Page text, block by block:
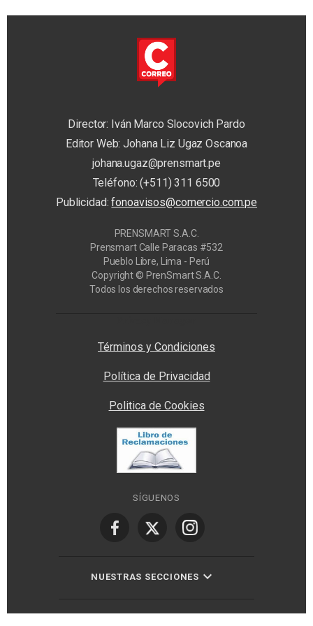
Director: Iván Marco Slocovich Pardo
Editor Web: Johana Liz Ugaz Oscanoa
johana.ugaz@prensmart.pe
Teléfono: (+511) 311 6500
Publicidad:fonoavisos@comercio.com.pe
PRENSMART S.A.C.
Prensmart Calle Paracas #532
Pueblo Libre, Lima - Perú
Copyright © PrenSmart S.A.C.
Todos los derechos reservados
Términos y Condiciones
Política de Privacidad
Politica de Cookies
SÍGUENOS
NUESTRAS SECCIONES